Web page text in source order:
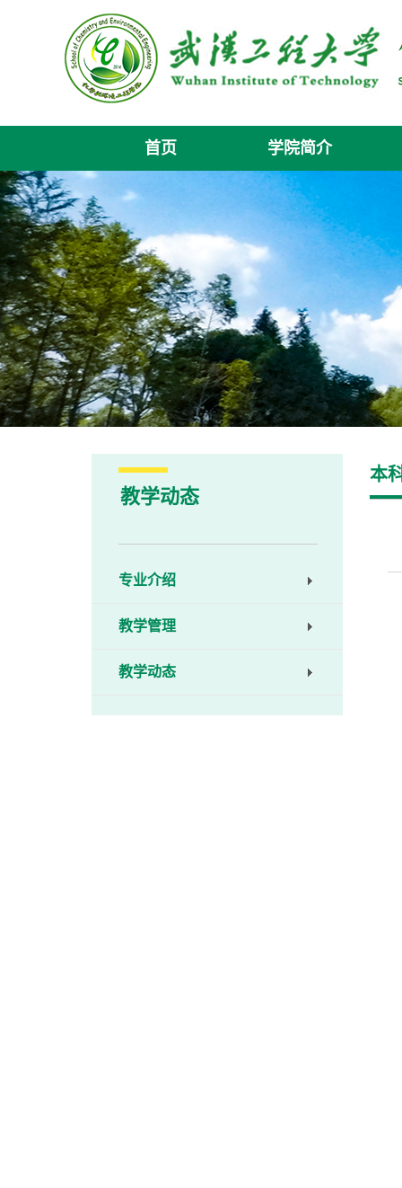
首页 学院简介
教学动态
专业介绍
教学管理
教学动态
本